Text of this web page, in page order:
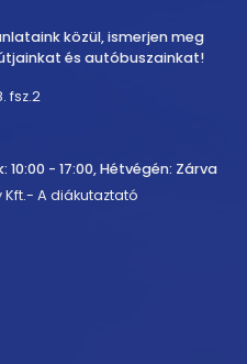
közül, ismerjen meg
és autóbuszainkat!
fsz.2
- 17:00, Hétvégén: Zárva
A diákutaztató